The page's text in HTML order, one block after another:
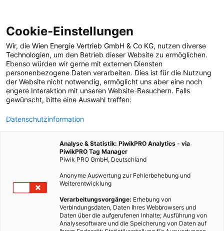
POSTS BY TAG
Industriegesellschaften
1 BEITRAG
Cookie-Einstellungen
Wir, die Wien Energie Vertrieb GmbH & Co KG, nutzen diverse
Technologien, um den Betrieb dieser Website zu ermöglichen.
Ebenso würden wir gerne mit externen Diensten
personenbezogene Daten verarbeiten. Dies ist für die Nutzung
der Website nicht notwendig, ermöglicht uns aber eine noch
engere Interaktion mit unseren Website-Besuchern. Falls
gewünscht, bitte eine Auswahl treffen:
Datenschutzinformation
Analyse & Statistik: PiwikPRO Analytics - via
PiwikPRO Tag Manager
Piwik PRO GmbH, Deutschland
Anonyme Auswertung zur Fehlerbehebung und
Weiterentwicklung
Verarbeitungsvorgänge: Erhebung von
Verbindungsdaten, Daten Ihres Webbrowsers und
Daten über die aufgerufenen Inhalte; Ausführung von
Analysesoftware und die Speicherung von Daten auf